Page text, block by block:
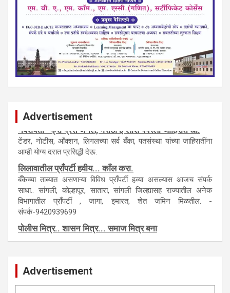
Advertisement
नवशक्ती- फ्री प्रेस जर्नल, मराठी इंग्लीश पेपरला जाहिरात द्या.
टेंडर, नाेटीस, आँक्शन, लिगलच्या सर्व बँका, पतसंस्था यांच्या जाहिरातींना
आम्ही याेग्य दरात प्रसिद्धी देऊ.
लिलावातील प्राँपर्टी हवीय... काँल करा.
बँकेच्या ताब्यात असणाऱ्या विविध प्राँपर्टी हव्या असल्यास आजच संपर्क
साधा.. सांगली, काेल्हापूर, सातारा, सांगली जिल्ह्यासह राज्यातील अनेक
विभागातील प्राँपर्टी , जागा, इमारत, शेत जमिन मिळतील. -
संपर्क-9420939699
कायदेशीर सल्ला या मार्गदर्शन पाहिजे. संपर्क साधा-
परिस्थितीनुसार तुम्ही जर आर्थिक, शैक्षणिक, सामाजिक समस्या, गुन्हेगारी,
Advertisement